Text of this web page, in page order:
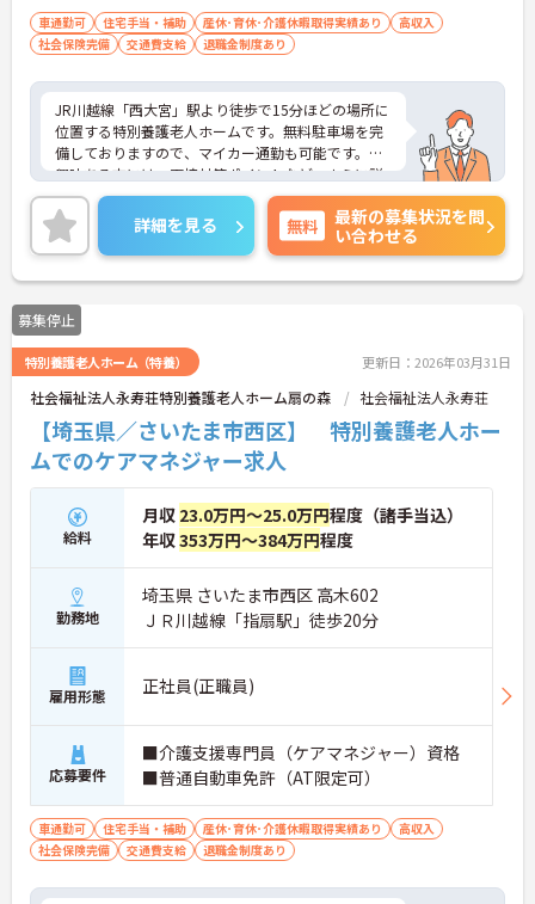
車通勤可 住宅手当・補助 産休･育休･介護休暇取得実績あり
高収入
社会保険完備
交通費支給 退職金制度あり
JR川越線「西大宮」駅より徒歩で15分ほどの場所に
位置する特別養護老人ホームです。無料駐車場を完
備しておりますので、マイカー通勤も可能です。ご
興味ある方には、面接対策ポイントなど、さらに詳
細をお話しいたしますのでお気軽にご相談くださ
い。
詳細を見る 無料
最新の募集状況を問
い合わせる
募集停止
特別養護老人ホーム（特養） 更新日：2026年03月31日
社会福祉法人永寿荘特別養護老人ホーム扇の森 社会福祉法人永寿荘
【埼玉県／さいたま市西区】 特別養護老人ホー
ムでのケアマネジャー求人
給料
月収 23.0万円～25.0万円程度（諸手当込）
年収353万円～384万円程度
勤務地
埼玉県 さいたま市西区 高木602
ＪＲ川越線「指扇駅」徒歩20分
雇用形態 正社員(正職員)
応募要件
■介護支援専門員（ケアマネジャー）資格
■普通自動車免許（AT限定可）
車通勤可 住宅手当・補助 産休･育休･介護休暇取得実績あり
高収入
社会保険完備
交通費支給 退職金制度あり